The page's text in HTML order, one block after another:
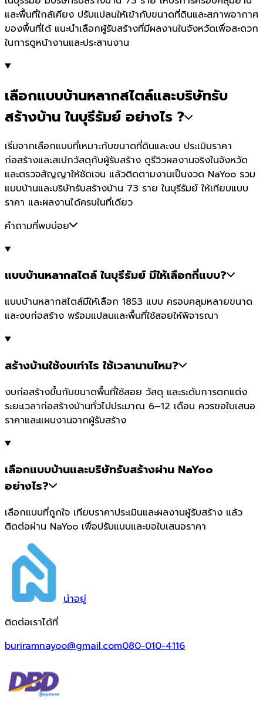
และพื้นที่ใกล้เคียง ปรับแปลนให้เข้ากับขนาดที่ดินและสภาพอากาศ
ของพื้นที่ได้ แนะนำเลือกผู้รับสร้างที่มีผลงานในจังหวัดเพื่อสะดวก
ในการดูหน้างานและประสานงาน
เลือกแบบบ้านหลากสไตล์และบริษัทรับ
สร้างบ้าน ในบุรีรัมย์ อย่างไร ?
เริ่มจากเลือกแบบที่เหมาะกับขนาดที่ดินและงบ ประเมินราคา
ก่อสร้างและสเปกวัสดุกับผู้รับสร้าง ดูรีวิวผลงานจริงในจังหวัด
และตรวจสัญญาให้ชัดเจน แล้วติดตามงานเป็นงวด NaYoo รวม
แบบบ้านและบริษัทรับสร้างบ้าน 73 ราย ในบุรีรัมย์ ให้เทียบแบบ
ราคา และผลงานได้ครบในที่เดียว
คำถามที่พบบ่อย
แบบบ้านหลากสไตล์ ในบุรีรัมย์ มีให้เลือกกี่แบบ?
แบบบ้านหลากสไตล์มีให้เลือก 1853 แบบ ครอบคลุมหลายขนาด
และงบก่อสร้าง พร้อมแปลนและพื้นที่ใช้สอยให้พิจารณา
สร้างบ้านใช้งบเท่าไร ใช้เวลานานไหม?
งบก่อสร้างขึ้นกับขนาดพื้นที่ใช้สอย วัสดุ และระดับการตกแต่ง
ระยะเวลาก่อสร้างบ้านทั่วไปประมาณ 6–12 เดือน ควรขอใบเสนอ
ราคาและแผนงานจากผู้รับสร้าง
เลือกแบบบ้านและบริษัทรับสร้างผ่าน NaYoo
อย่างไร?
เลือกแบบที่ถูกใจ เทียบราคาประเมินและผลงานผู้รับสร้าง แล้ว
ติดต่อผ่าน NaYoo เพื่อปรับแบบและขอใบเสนอราคา
น่าอยู่
ติดต่อเราได้ที่
buriramnayoo@gmail.com080-010-4116